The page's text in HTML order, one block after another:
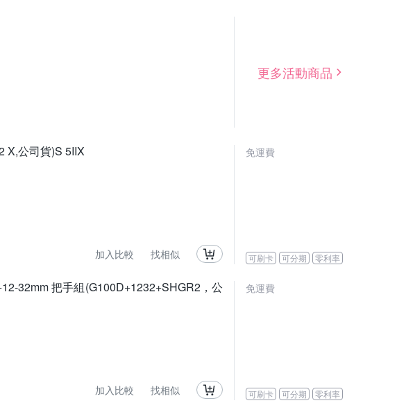
更多活動商品
X,公司貨)S 5IIX
加入比較 找相似
免運費
可刷卡 可分期 零利率
32mm 把手組(G100D+1232+SHGR2，公
加入比較 找相似
免運費
可刷卡 可分期 零利率